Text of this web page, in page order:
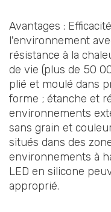
Avantages :
l'environnement
résistance à la
de vie (plus de 50
plié et moulé dans
forme ; étanche et
environnements
sans grain et
situés dans des
environnements à
LED en silicone
approprié.